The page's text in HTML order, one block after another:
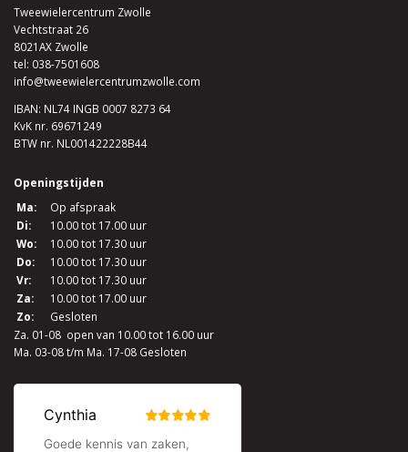
Tweewielercentrum Zwolle
Vechtstraat 26
8021AX Zwolle
tel: 038-7501608
info@tweewielercentrumzwolle.com
IBAN: NL74 INGB 0007 8273 64
KvK nr. 69671249
BTW nr. NL001422228B44
Openingstijden
Ma:
Op afspraak
Di:
10.00 tot 17.00 uur
Wo:
10.00 tot 17.30 uur
Do:
10.00 tot 17.30 uur
Vr:
10.00 tot 17.30 uur
Za:
10.00 tot 17.00 uur
Zo:
Gesloten
Za. 01-08 open van 10.00 tot 16.00 uur
Ma. 03-08 t/m Ma. 17-08 Gesloten